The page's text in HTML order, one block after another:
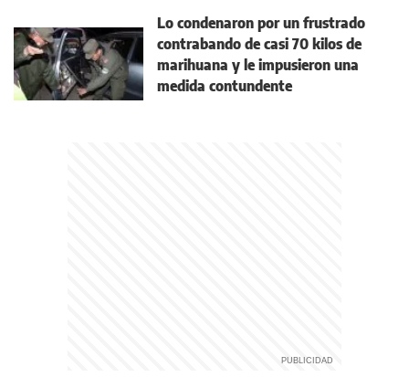
Lo condenaron por un frustrado
contrabando de casi 70 kilos de
marihuana y le impusieron una
medida contundente